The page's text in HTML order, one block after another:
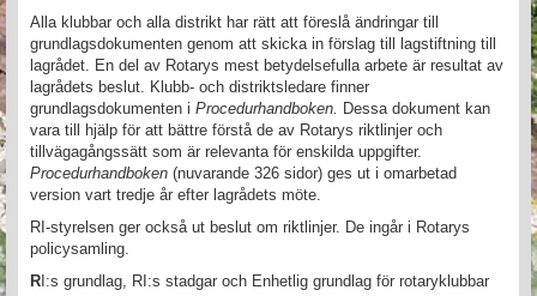
Alla klubbar och alla distrikt har rätt att föreslå ändringar till
grundlagsdokumenten genom att skicka in förslag till lagstiftning till
lagrådet. En del av Rotarys mest betydelsefulla arbete är resultat av
lagrådets beslut. Klubb- och distriktsledare finner
grundlagsdokumenten i Procedurhandboken.
Dessa dokument kan
vara till hjälp för att bättre förstå de av Rotarys riktlinjer och
tillvägagångssätt som är relevanta för enskilda uppgifter.
Procedurhandboken (nuvarande 326 sidor) ges ut i omarbetad
version vart tredje år efter lagrådets möte.
RI-styrelsen ger också ut beslut om riktlinjer. De ingår i Rotarys
policysamling.
R I:s grundlag, RI:s stadgar och Enhetlig grundlag för rotaryklubbar